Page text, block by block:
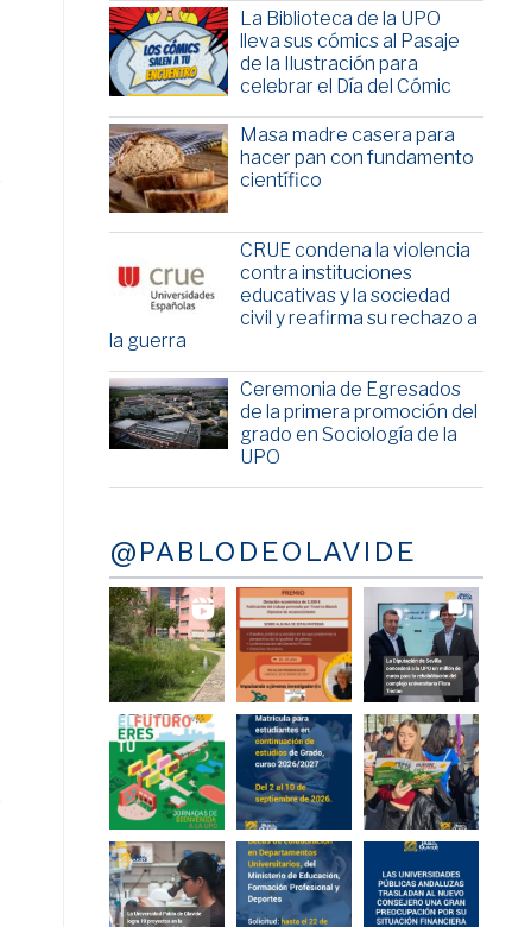
La Biblioteca de la UPO
lleva sus cómics al Pasaje
de la Ilustración para
celebrar el Día del Cómic
Masa madre casera para
hacer pan con fundamento
científico
CRUE condena la violencia
contra instituciones
educativas y la sociedad
civil y reafirma su rechazo a
la guerra
Ceremonia de Egresados
de la primera promoción del
grado en Sociología de la
UPO
@PABLODEOLAVIDE